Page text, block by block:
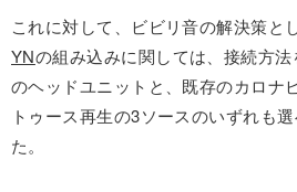
これに対して、ビビリ音の解決策と
YNの組み込みに関しては、接続方
のヘッドユニットと、既存のカロナ
トゥース再生の3ソースのいずれも
た。